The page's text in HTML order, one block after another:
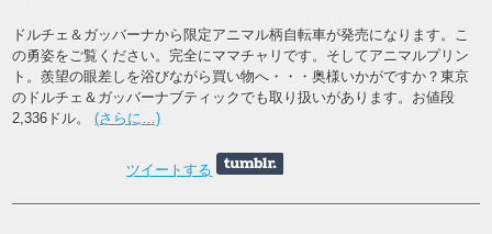
ドルチェ＆ガッバーナから限定アニマル柄自転車が発売になります。こ
の勇姿をご覧ください。完全にママチャリです。そしてアニマルプリン
ト。羨望の眼差しを浴びながら買い物へ・・・奥様いかがですか？東京
のドルチェ＆ガッバーナブティックでも取り扱いがあります。お値段
2,336ドル。(さらに…)
ツイートする